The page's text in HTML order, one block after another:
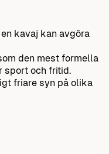
kavaj kan avgöra
den mest formella
sport och fritid.
friare syn på olika